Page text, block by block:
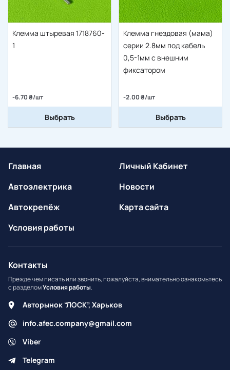
Клемма штыревая 1718760-
1
-6.70 ₴/шт
Выбрать
Клемма гнездовая (мама)
серии 2.8мм под кабель
0,5-1мм с внешним
фиксатором
-2.00 ₴/шт
Выбрать
Главная
Автоэлектрика
Автокрепёж
Условия работы
Личный Кабинет
Новости
Карта сайта
Контакты
Прежде чем писать или звонить, пожалуйста, внимательно ознакомьтесь
с разделомУсловия работы.
Авторынок “ЛОСК”, Харьков
info.afec.company@gmail.com
Viber
Telegram